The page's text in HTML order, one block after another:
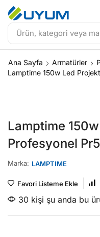
Ürün, kategori veya
Ana Sayfa Armatürler
Lamptime 150w Led
Lamptime
Profesyonel
Marka: LAMPTIME
Favori Listeme Ekle
30 kişi şu anda bu